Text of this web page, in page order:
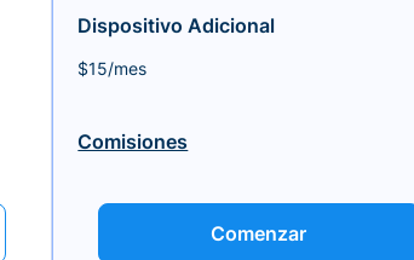
Dispositivo Adicional
$15/mes
Comisiones
Comenzar